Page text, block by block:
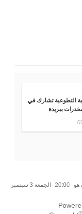
التطوعية تشارك في
ببريدة
20:00
الجمعة 3 سبتمبر